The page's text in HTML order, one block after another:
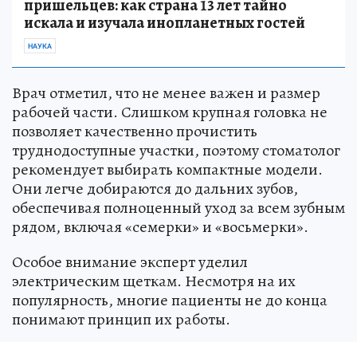
пришельцев: как страна 13 лет тайно
искала и изучала инопланетных гостей
НАУКА
Врач отметил, что не менее важен и размер
рабочей части. Слишком крупная головка не
позволяет качественно прочистить
труднодоступные участки, поэтому стоматолог
рекомендует выбирать компактные модели.
Они легче добираются до дальних зубов,
обеспечивая полноценный уход за всем зубным
рядом, включая «семерки» и «восьмерки».
Особое внимание эксперт уделил
электрическим щеткам. Несмотря на их
популярность, многие пациенты не до конца
понимают принцип их работы.